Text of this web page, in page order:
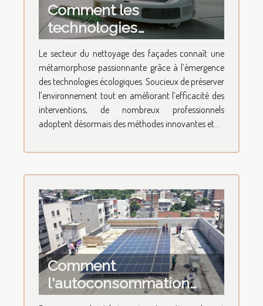
Comment les
technologies
écologiques
transforment le
nettoyage des façades ?
Le secteur du nettoyage des façades connaît une
métamorphose passionnante grâce à l’émergence
des technologies écologiques. Soucieux de préserver
l’environnement tout en améliorant l’efficacité des
interventions, de nombreux professionnels
adoptent désormais des méthodes innovantes et...
Comment
l'autoconsommation
solaire améliore-t-elle